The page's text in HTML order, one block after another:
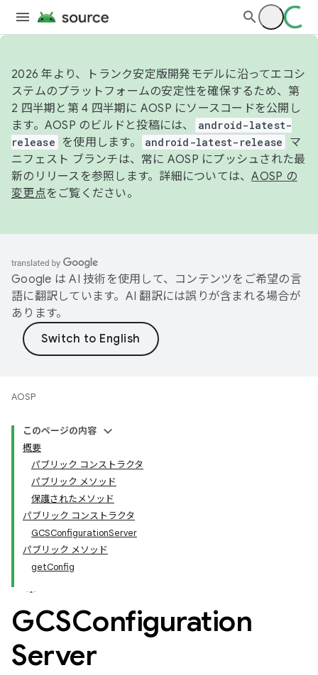
2026 年より、トランク安定版開発モデルに沿ってエコシ
ステムのプラットフォームの安定性を確保するため、第
2 四半期と第 4 四半期に AOSP にソースコードを公開し
ます。AOSP のビルドと投稿には、
android-latest-
release
を使用します。 android-latest-release
マ
ニフェスト ブランチは、常に AOSP にプッシュされた最
新のリリースを参照します。詳細については、AOSP の
変更点をご覧ください。
Google は AI 技術を使用して、コンテンツをご希望の言
語に翻訳しています。AI 翻訳には誤りが含まれる場合が
あります。
AOSP
このページの内容
概要
パブリック コンストラクタ
パブリック メソッド
保護されたメソッド
パブリック コンストラクタ
GCSConfigurationServer
パブリック メソッド
getConfig
GCSConfiguration
Server